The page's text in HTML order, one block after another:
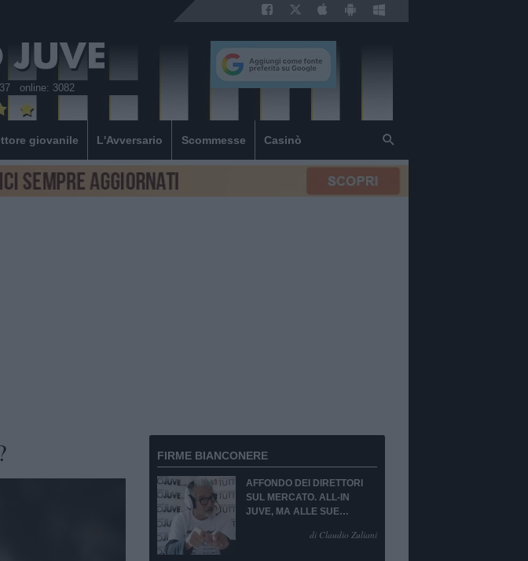
online: 3082
giovanile L'Avversario Scommesse Casinò
FIRME BIANCONERE
AFFONDO DEI DIRETTORI
SUL MERCATO. ALL-IN
JUVE, MA ALLE SUE
di Claudio Zuliani